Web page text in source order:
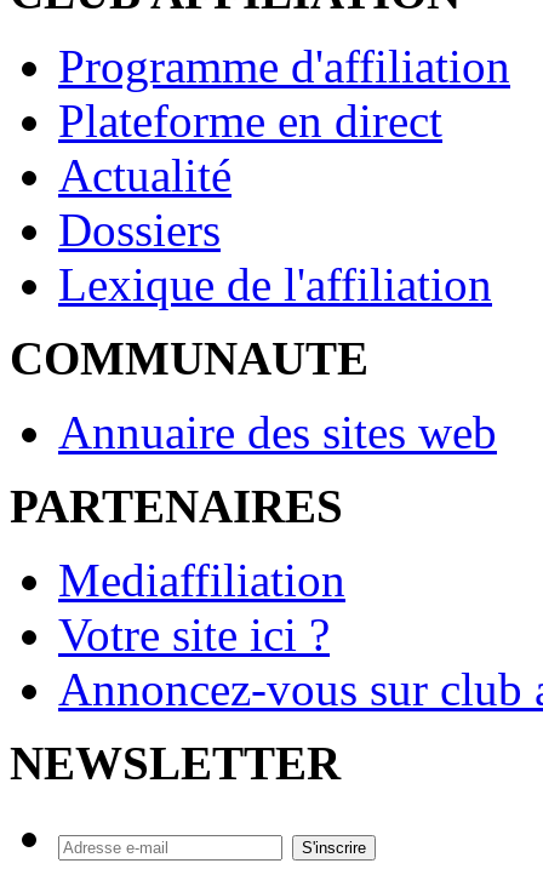
Programme d'affiliation
Plateforme en direct
Actualité
Dossiers
Lexique de l'affiliation
COMMUNAUTE
Annuaire des sites web
PARTENAIRES
Mediaffiliation
Votre site ici ?
Annoncez-vous sur
NEWSLETTER